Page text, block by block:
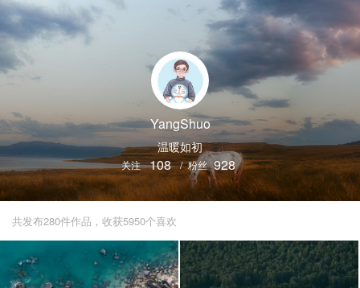
YangShuo
温暖如初
关注 108 / 粉丝 928
共发布280件作品，收获5950个喜欢